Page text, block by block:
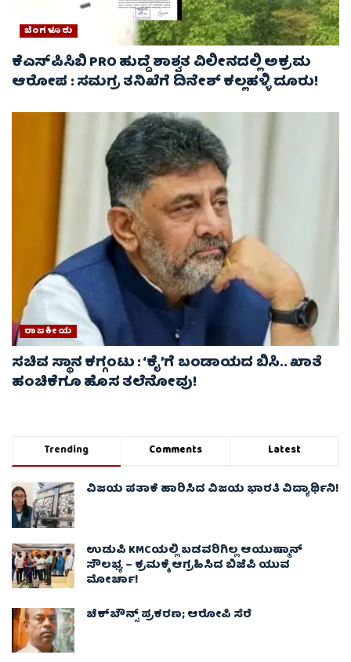
ಬೆಂಗಳೂರು
ಕೆಎಸ್‌ಪಿಸಿಬಿ PRO ಹುದ್ದೆ ಶಾಶ್ವತ ವಿಲೀನದಲ್ಲಿ ಅಕ್ರಮ
ಆರೋಪ : ಸಮಗ್ರ ತನಿಖೆಗೆ ದಿನೇಶ್ ಕಲ್ಲಹಳ್ಳಿ ದೂರು!
ರಾಜಕೀಯ
ಸಚಿವ ಸ್ಥಾನ ಕಗ್ಗಂಟು : ‘ಕೈ’ಗೆ ಬಂಡಾಯದ ಬಿಸಿ.. ಖಾತೆ
ಹಂಚಿಕೆಗೂ ಹೊಸ ತಲೆನೋವು!
Trending Comments Latest
ವಿಜಯ ಪತಾಕೆ ಹಾರಿಸಿದ ವಿಜಯ ಭಾರತಿ ವಿದ್ಯಾರ್ಥಿನಿ!
ಉಡುಪಿ KMCಯಲ್ಲಿ ಬಡವರಿಗಿಲ್ಲ ಆಯುಷ್ಮಾನ್
ಸೌಲಭ್ಯ – ಕ್ರಮಕ್ಕೆ ಆಗ್ರಹಿಸಿದ ಬಿಜೆಪಿ ಯುವ
ಮೋರ್ಚಾ!
ಚೆಕ್​ಬೌನ್ಸ್​ ಪ್ರಕರಣ; ಆರೋಪಿ ಸೆರೆ